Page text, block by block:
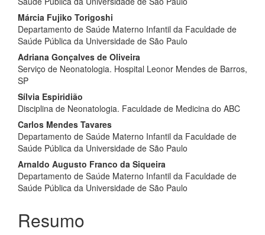
Márcia Fujiko Torigoshi
Departamento de Saúde Materno Infantil da Faculdade de
Saúde Pública da Universidade de São Paulo
Adriana Gonçalves de Oliveira
Serviço de Neonatologia. Hospital Leonor Mendes de Barros,
SP
Sílvia Espiridião
Disciplina de Neonatologia. Faculdade de Medicina do ABC
Carlos Mendes Tavares
Departamento de Saúde Materno Infantil da Faculdade de
Saúde Pública da Universidade de São Paulo
Arnaldo Augusto Franco da Siqueira
Departamento de Saúde Materno Infantil da Faculdade de
Saúde Pública da Universidade de São Paulo
Resumo